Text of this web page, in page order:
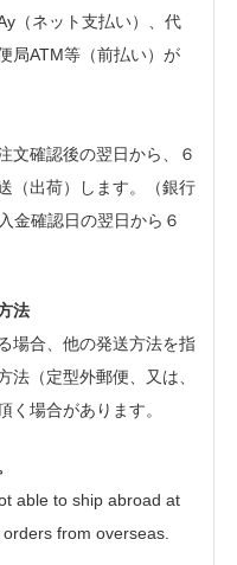
（ネット支払い）、代
局ATM等（前払い）が
文確認後の翌日から、６
（出荷）します。（銀行
金確認日の翌日から６
法
場合、他の発送方法を指
法（定型外郵便、又は、
く場合があります。
able to ship abroad at
from overseas.